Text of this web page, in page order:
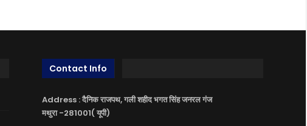
Contact Info
Address : दैनिक राजपथ, गली शहीद भगत सिंह जनरल गंज
मथुरा -281001( यूपी)